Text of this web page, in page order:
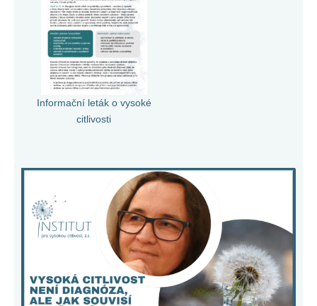
Informační leták o vysoké
citlivosti